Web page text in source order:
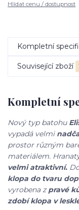
Hlídat cenu / dostupnost
Kompletní
Související zboží
Kompletní
Nový typ batohu
vypadá velmi
prostor různým
materiálem.
velmi atraktivní.
klopa do tvaru
vyrobena z pravé
zdobí klopa v